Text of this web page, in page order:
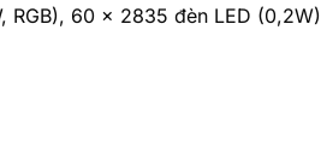
60 x 2835 đèn LED (0,2W)